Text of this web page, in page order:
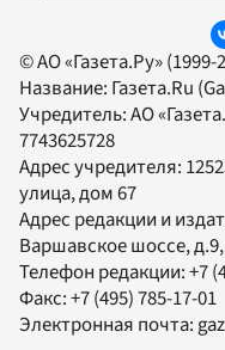
© АО «Газета.Ру»
Название: Газета.Ru
Учредитель:АО
7743625728
Адрес учредителя:
улица, дом 67
Адрес редакции и
Варшавское шоссе,
Телефон редакции:+7
Факс:+7 (495) 785-17-01
Электронная почта: